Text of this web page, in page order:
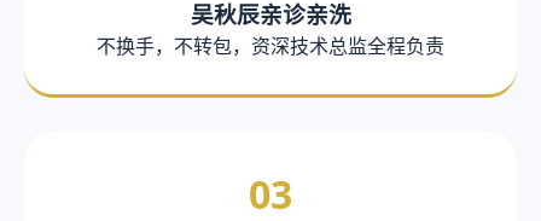
吴秋辰亲诊亲洗
不换手，不转包，资深技术总监全程负责
03